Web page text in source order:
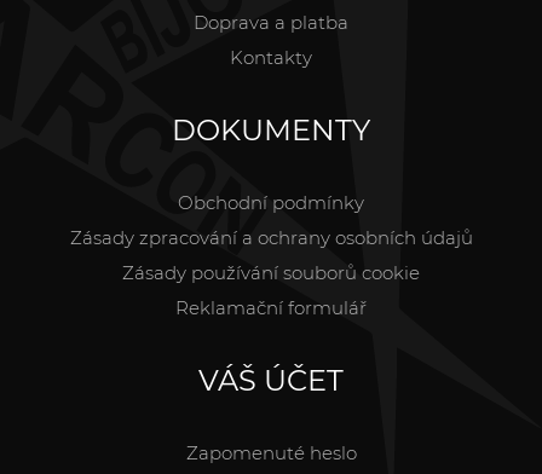
Doprava a platba
Kontakty
DOKUMENTY
Obchodní podmínky
Zásady zpracování a ochrany osobních údajů
Zásady používání souborů cookie
Reklamační formulář
VÁŠ ÚČET
Zapomenuté heslo